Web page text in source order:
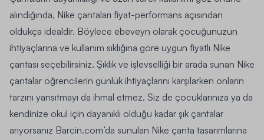
alındığında, Nike çantaları fiyat-performans açısından
oldukça idealdir. Böylece ebeveyn olarak çocuğunuzun
ihtiyaçlarına ve kullanım sıklığına göre uygun fiyatlı Nike
çantası seçebilirsiniz. Şıklık ve işlevselliği bir arada sunan Nike
çantalar öğrencilerin günlük ihtiyaçlarını karşılarken onların
tarzını yansıtmayı da ihmal etmez. Siz de çocuklarınıza ya da
kendinize okul için dayanıklı olduğu kadar şık çantalar
arıyorsanız Barcin.com’da sunulan Nike çanta tasarımlarına